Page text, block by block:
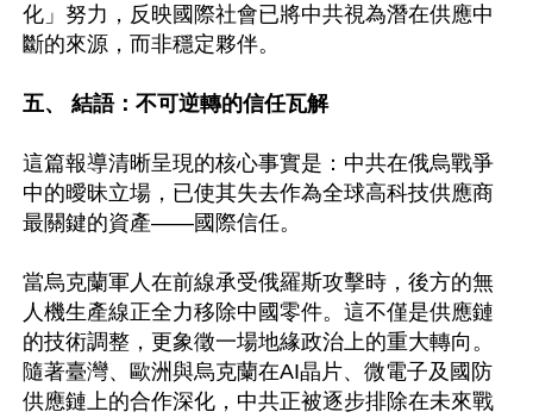
化」努力，反映國際社會已將中共視為潛在供應中
斷的來源，而非穩定夥伴。
五、 結語：不可逆轉的信任瓦解
這篇報導清晰呈現的核心事實是：中共在俄烏戰爭
中的曖昧立場，已使其失去作為全球高科技供應商
最關鍵的資產——國際信任。
當烏克蘭軍人在前線承受俄羅斯攻擊時，後方的無
人機生產線正全力移除中國零件。這不僅是供應鏈
的技術調整，更象徵一場地緣政治上的重大轉向。
隨著臺灣、歐洲與烏克蘭在AI晶片、微電子及國防
供應鏈上的合作深化，中共正被逐步排除在未來戰